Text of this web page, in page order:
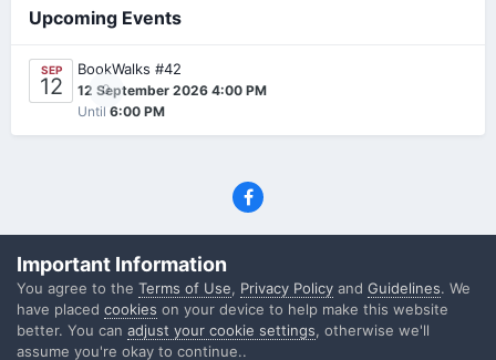
Upcoming Events
SEP
12 0
BookWalks #42
12 September 2026 4:00 PM
Until 6:00 PM
(C) SFF.gr, All rights reserved
Powered by Invision Community
Important Information
You agree to the Terms of Use, Privacy Policy and Guidelines. We
have placed cookies on your device to help make this website
better. You can adjust your cookie settings, otherwise we'll
assume you're okay to continue..